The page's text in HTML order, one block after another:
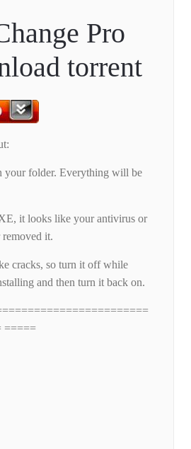
Pro
torrent
folder. Everything will be
it looks like your antivirus or
it.
cracks, so turn it off while
and then turn it back on.
=====